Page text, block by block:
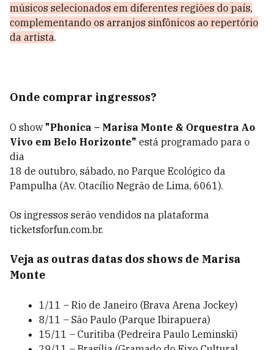
músicos selecionados em diferentes regiões do país,
complementando os arranjos sinfônicos ao repertório
da artista.
Onde comprar ingressos?
O show "Phonica – Marisa Monte & Orquestra Ao
Vivo em Belo Horizonte" está programado para o
dia
18 de outubro, sábado, no Parque Ecológico da
Pampulha (Av. Otacílio Negrão de Lima, 6061).
Os ingressos serão vendidos na plataforma
ticketsforfun.com.br.
Veja as outras datas dos shows de Marisa
Monte
1/11 – Rio de Janeiro (Brava Arena Jockey)
8/11 – São Paulo (Parque Ibirapuera)
15/11 – Curitiba (Pedreira Paulo Leminski)